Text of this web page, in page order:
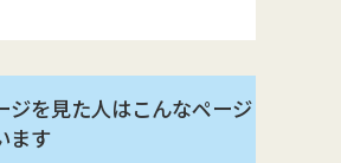
ジを見た人はこんなページ
ます